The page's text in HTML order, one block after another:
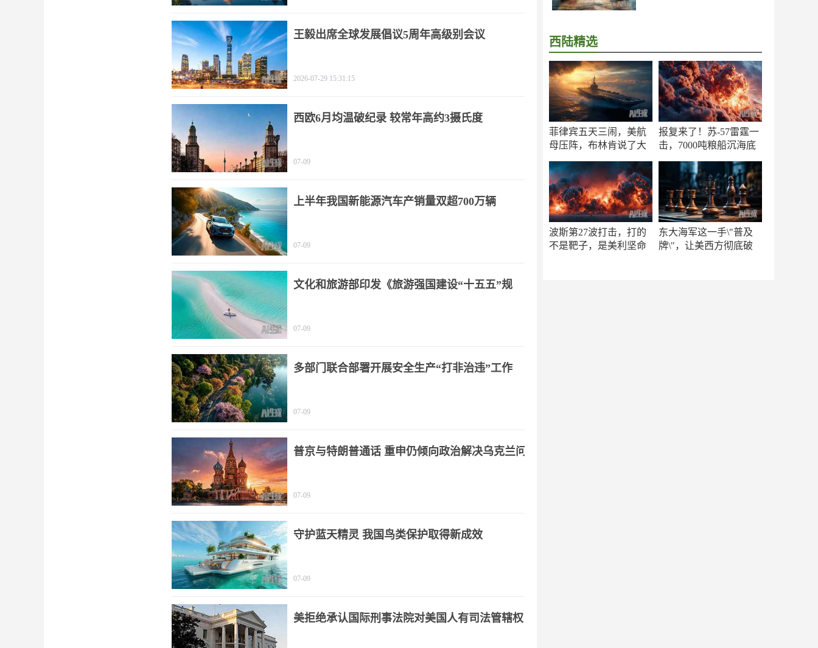
西陆精选
菲律宾五天三闹，美航
母压阵，布林肯说了大
报复来了！苏-57雷霆一
击，7000吨粮船沉海底
波斯第27波打击，打的
不是靶子，是美利坚命
东大海军这一手\"普及
牌\"，让美西方彻底破
王毅出席全球发展倡议5周年高级别会议
2026-07-29 15:31:15
西欧6月均温破纪录 较常年高约3摄氏度
07-09
上半年我国新能源汽车产销量双超700万辆
07-09
文化和旅游部印发《旅游强国建设“十五五”规
07-09
多部门联合部署开展安全生产“打非治违”工作
07-09
普京与特朗普通话 重申仍倾向政治解决乌克兰问
07-09
守护蓝天精灵 我国鸟类保护取得新成效
07-09
美拒绝承认国际刑事法院对美国人有司法管辖权